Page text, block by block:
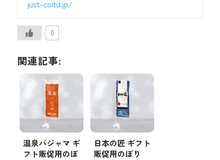
just-coltd.jp/
0
関連記事:
温泉パジャマ ギ
フト販促用のぼ
日本の匠 ギフト
販促用のぼり